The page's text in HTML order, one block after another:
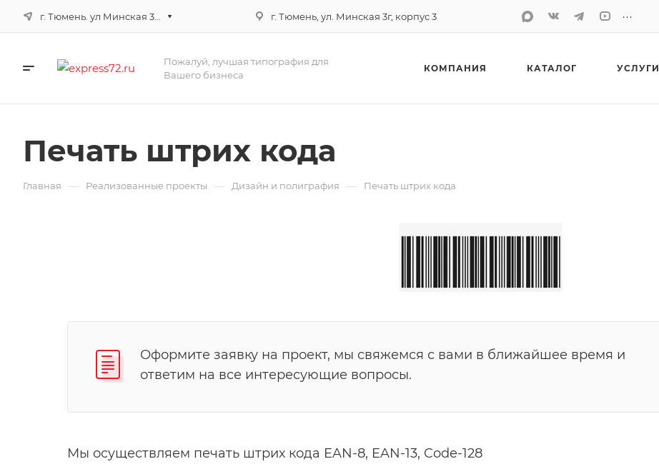
г. Тюмень, ул. Минская 3г, корпус 3 ...
Пожалуй, лучшая типография для
Вашего бизнеса
КОМПАНИЯ КАТАЛОГ УСЛУГИ
Печать штрих кода
Главная — Реализованные проекты — Дизайн и полиграфия — Печать штрих кода
Оформите заявку на проект, мы свяжемся с вами в ближайшее время и
ответим на все интересующие вопросы.
Мы осуществляем печать штрих кода EAN-8, EAN-13, Code-128